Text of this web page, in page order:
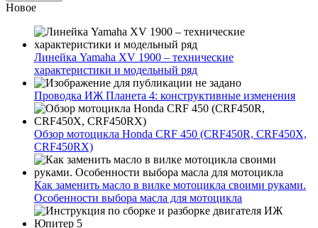
Новое
Линейка Yamaha XV 1900 – технические
характеристики и модельный ряд
Проводка ИЖ Планета 4: конструктивные изменения
Обзор мотоцикла Honda CRF 450 (CRF450R, CRF450X,
CRF450RX)
Как заменить масло в вилке мотоцикла своими руками.
Особенности выбора масла для мотоцикла